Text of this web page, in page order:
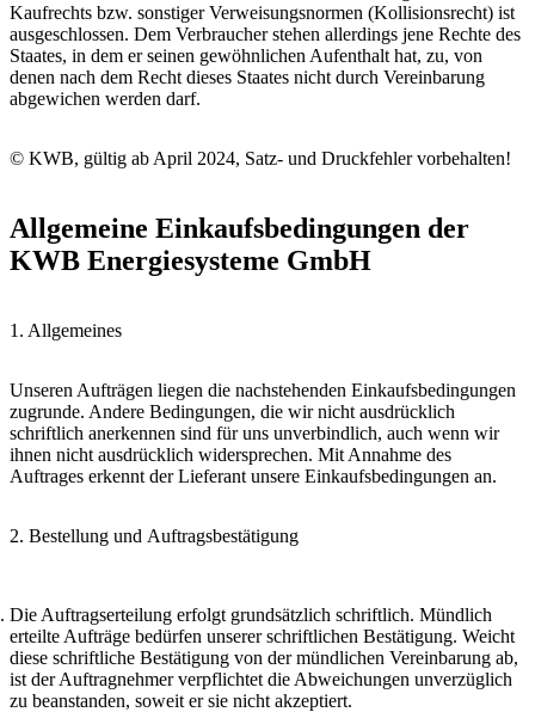
Kaufrechts bzw. sonstiger Verweisungsnormen (Kollisionsrecht) ist
ausgeschlossen. Dem Verbraucher stehen allerdings jene Rechte des
Staates, in dem er seinen gewöhnlichen Aufenthalt hat, zu, von
denen nach dem Recht dieses Staates nicht durch Vereinbarung
abgewichen werden darf.
© KWB, gültig ab April 2024, Satz- und Druckfehler vorbehalten!
Allgemeine Einkaufsbedingungen der
KWB Energiesysteme GmbH
1. Allgemeines
Unseren Aufträgen liegen die nachstehenden Einkaufsbedingungen
zugrunde. Andere Bedingungen, die wir nicht ausdrücklich
schriftlich anerkennen sind für uns unverbindlich, auch wenn wir
ihnen nicht ausdrücklich widersprechen. Mit Annahme des
Auftrages erkennt der Lieferant unsere Einkaufsbedingungen an.
2. Bestellung und Auftragsbestätigung
Die Auftragserteilung erfolgt grundsätzlich schriftlich. Mündlich
erteilte Aufträge bedürfen unserer schriftlichen Bestätigung. Weicht
diese schriftliche Bestätigung von der mündlichen Vereinbarung ab,
ist der Auftragnehmer verpflichtet die Abweichungen unverzüglich
zu beanstanden, soweit er sie nicht akzeptiert.